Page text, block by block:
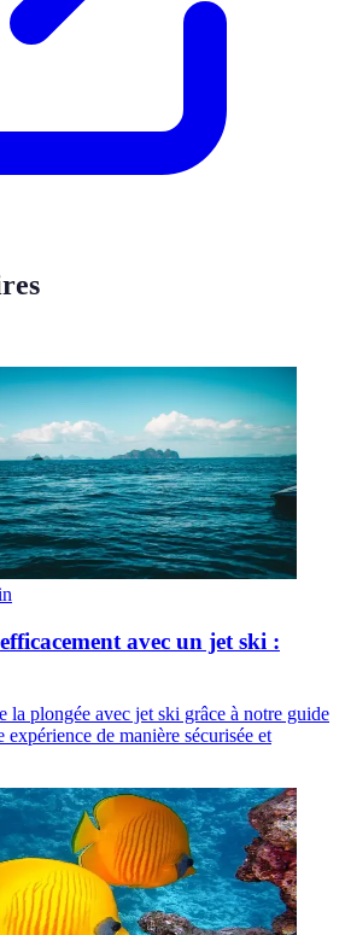
avec un jet ski :
la plongée avec jet ski grâce à notre guide
de manière sécurisée et